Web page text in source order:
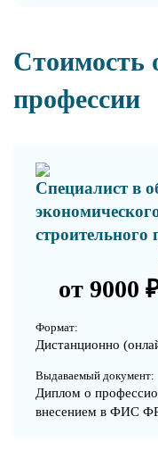
Стоимость
профессии
Специалист в
строительного
от 9000
Формат:
Дистанционно
Выдаваемый документ:
Диплом о
внесением в ФИС